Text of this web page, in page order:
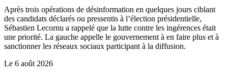
Après trois opérations de désinformation en quelques jours ciblant
des candidats déclarés ou pressentis à l’élection présidentielle,
Sébastien Lecornu a rappelé que la lutte contre les ingérences était
une priorité. La gauche appelle le gouvernement à en faire plus et à
sanctionner les réseaux sociaux participant à la diffusion.
Le 6 août 2026